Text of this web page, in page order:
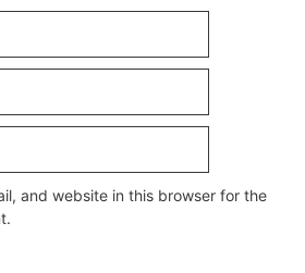
and website in this browser for the